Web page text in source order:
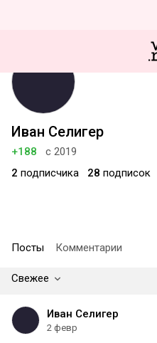
Иван Селигер
+188
с 2019
2 подписчика 28 подписок
Посты Комментарии
Свежее
Иван Селигер
2 февр